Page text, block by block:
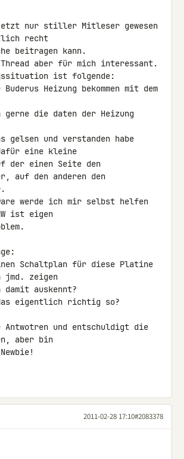
nur stiller Mitleser gewesen
recht
beitragen kann.
aber für mich interessant.
ist folgende:
Heizung bekommen mit dem
gerne die daten der Heizung
gelsen und verstanden habe
eine kleine
der einen Seite den
auf den anderen den
werde ich mir selbst helfen
ist eigen
Schaltplan für diese Platine
jmd. zeigen
auskennt?
eigentlich richtig so?
Antwotren und entschuldigt die
aber bin
2011-02-28 17:10#2083378